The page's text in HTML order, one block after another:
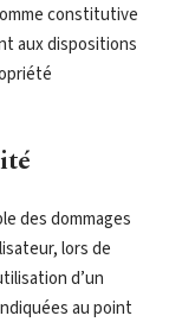
constitutive
aux dispositions
des dommages
lors de
d’un
au point